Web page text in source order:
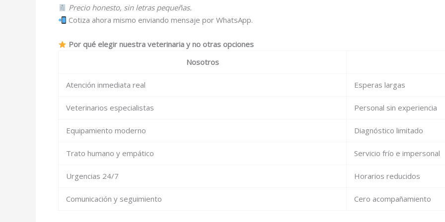
Precio honesto, sin letras pequeñas.
Cotiza ahora mismo enviando mensaje por WhatsApp.
Por qué elegir nuestra veterinaria y no otras opciones
Nosotros
Atención inmediata real Esperas largas
Veterinarios especialistas Personal sin experiencia
Equipamiento moderno Diagnóstico limitado
Trato humano y empático Servicio frío e impersonal
Urgencias 24/7 Horarios reducidos
Comunicación y seguimiento Cero acompañamiento